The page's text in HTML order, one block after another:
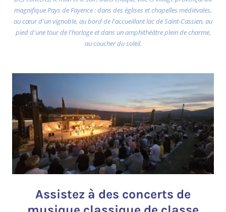
magnifique Pays de Fayence : dans des églises et chapelles médiévales,
au cœur d'un vignoble, au bord de l'accueillant lac de Saint-Cassien, au
pied d'une tour de l'horloge et dans un amphithéâtre plein de charme,
au coucher du soleil.
Assistez à des concerts de